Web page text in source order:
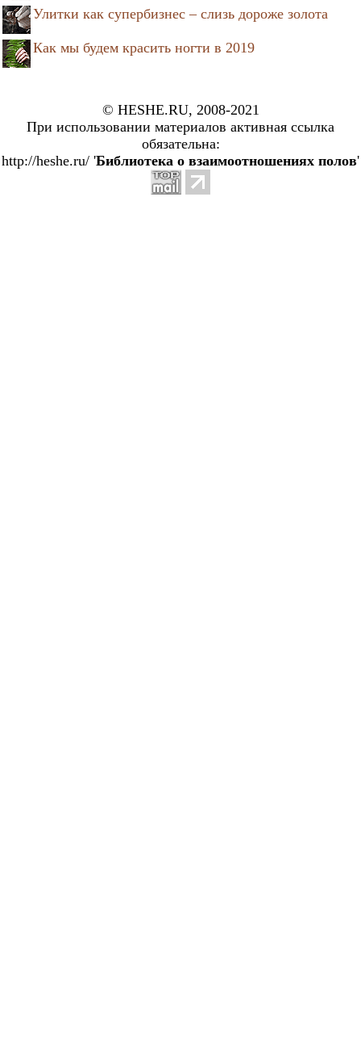
Улитки как супербизнес – слизь дороже золота
Как мы будем красить ногти в 2019
© HESHE.RU, 2008-2021
При использовании материалов активная ссылка
обязательна:
http://heshe.ru/ 'Библиотека о взаимоотношениях полов'